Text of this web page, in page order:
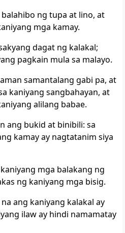
ng tupa at lino, at
mga kamay.
dagat ng kalakal;
pagkain mula sa malayo.
samantalang gabi pa, at
kaniyang sangbahayan, at
alilang babae.
ang bukid at binibili: sa
kamay ay nagtatanim siya
mga balakang ng
ng kaniyang mga bisig.
ang kaniyang kalakal ay
ilaw ay hindi namamatay